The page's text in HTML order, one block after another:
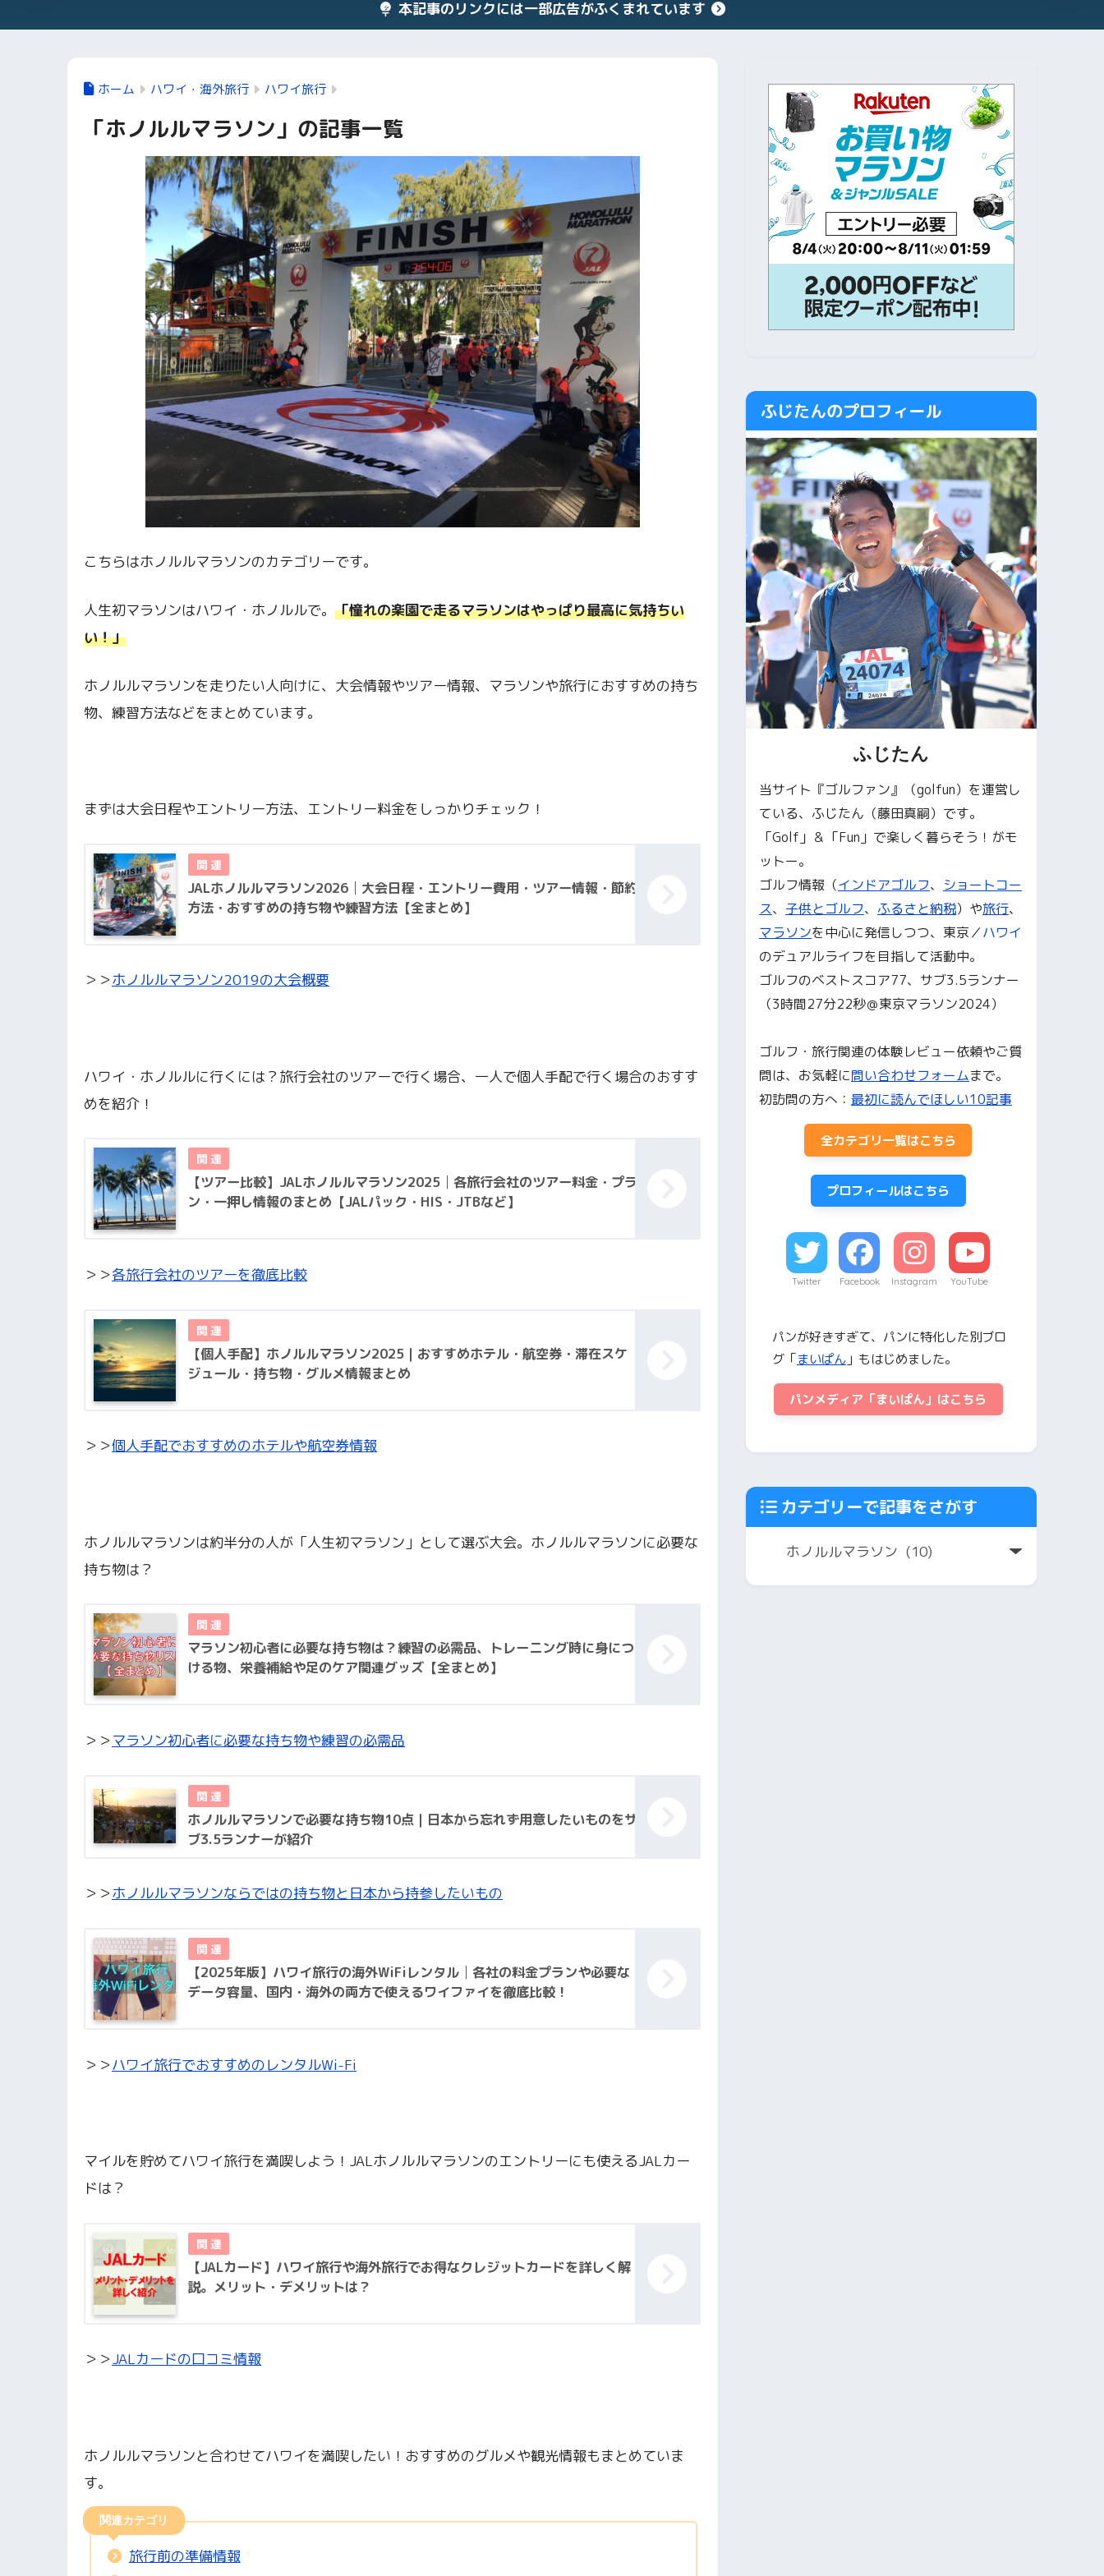
本記事のリンクには一部広告がふくまれています
ホーム ハワイ・海外旅行 ハワイ旅行
「ホノルルマラソン」の記事一覧
こちらはホノルルマラソンのカテゴリーです。
人生初マラソンはハワイ・ホノルルで。 「憧れの楽園で走るマラソンはやっぱり最高に気持ちい
い！」
ホノルルマラソンを走りたい人向けに、大会情報やツアー情報、マラソンや旅行におすすめの持ち
物、練習方法などをまとめています。
まずは大会日程やエントリー方法、エントリー料金をしっかりチェック！
JALホノルルマラソン2026│大会日程・エントリー費用・ツアー情報・節約
方法・おすすめの持ち物や練習方法【全まとめ】
＞＞ホノルルマラソン2019の大会概要
ハワイ・ホノルルに行くには？旅行会社のツアーで行く場合、一人で個人手配で行く場合のおすす
めを紹介！
【ツアー比較】JALホノルルマラソン2025│各旅行会社のツアー料金・プラ
ン・一押し情報のまとめ【JALパック・HIS・JTBなど】
＞＞各旅行会社のツアーを徹底比較
【個人手配】ホノルルマラソン2025｜おすすめホテル・航空券・滞在スケ
ジュール・持ち物・グルメ情報まとめ
＞＞個人手配でおすすめのホテルや航空券情報
ホノルルマラソンは約半分の人が「人生初マラソン」として選ぶ大会。ホノルルマラソンに必要な
持ち物は？
マラソン初心者に必要な持ち物は？練習の必需品、トレーニング時に身につ
ける物、栄養補給や足のケア関連グッズ【全まとめ】
＞＞ マラソン初心者に必要な持ち物や練習の必需品
ホノルルマラソンで必要な持ち物10点｜日本から忘れず用意したいものをサ
ブ3.5ランナーが紹介
＞＞ホノルルマラソンならではの持ち物と日本から持参したいもの
【2025年版】ハワイ旅行の海外WiFiレンタル│各社の料金プランや必要な
データ容量、国内・海外の両方で使えるワイファイを徹底比較！
＞＞ハワイ旅行でおすすめのレンタルWi-Fi
マイルを貯めてハワイ旅行を満喫しよう！JALホノルルマラソンのエントリーにも使えるJALカー
ドは？
【JALカード】ハワイ旅行や海外旅行でお得なクレジットカードを詳しく解
説。メリット・デメリットは？
＞＞JALカードの口コミ情報
ホノルルマラソンと合わせてハワイを満喫したい！おすすめのグルメや観光情報もまとめていま
す。
関連カテゴリ
旅行前の準備情報
ふじたんのプロフィール
ふじたん
当サイト『ゴルファン』（golfun）を運営し
ている、ふじたん（藤田真嗣）です。
「Golf」＆「Fun」で楽しく暮らそう！がモ
ットー。
ゴルフ情報（インドアゴルフ、 ショートコー
ス、 子供とゴルフ、 ふるさと納税）や旅行、
マラソンを中心に発信しつつ、東京／ハワイ
のデュアルライフを目指して活動中。
ゴルフのベストスコア77、サブ3.5ランナー
（3時間27分22秒＠東京マラソン2024）
ゴルフ・旅行関連の体験レビュー依頼やご質
問は、お気軽に問い合わせフォームまで。
初訪問の方へ： 最初に読んでほしい10記事
全カテゴリ一覧はこちら
プロフィールはこちら
Twitter Facebook Instagram YouTube
パンが好きすぎて、パンに特化した別ブロ
グ「まいぱん 」もはじめました。
パンメディア「まいぱん」はこちら
カテゴリーで記事をさがす